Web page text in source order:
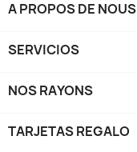
A PROPOS DE NOUS
SERVICIOS
NOS RAYONS
TARJETAS REGALO